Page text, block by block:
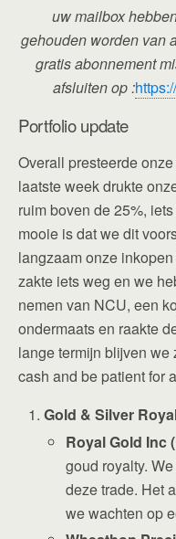
uw mailbox
gehouden worden van
gratis abonnement
afsluiten op :
Portfolio update
Overall presteerde
laatste week drukte
ruim boven de 25%,
mooie is dat we dit
langzaam onze
zakte iets weg en we
nemen van NCU, een
ondermaats en raakte
lange termijn blijven we
cash and be patient for
Gold & Silver
Royal Gold Inc
goud royalty.
deze trade. Het
we wachten op